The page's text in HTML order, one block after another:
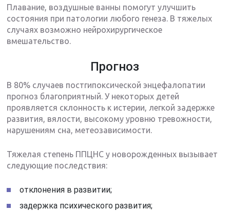
Плавание, воздушные ванны помогут улучшить
состояния при патологии любого генеза. В тяжелых
случаях возможно нейрохирургическое
вмешательство.
Прогноз
В 80% случаев постгипоксической энцефалопатии
прогноз благоприятный. У некоторых детей
проявляется склонность к истерии, легкой задержке
развития, вялости, высокому уровню тревожности,
нарушениям сна, метеозависимости.
Тяжелая степень ППЦНС у новорожденных вызывает
следующие последствия:
отклонения в развитии;
задержка психического развития;